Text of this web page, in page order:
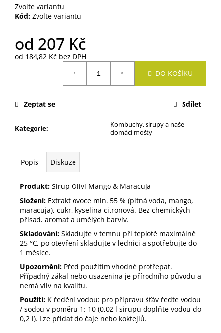
Zvolte variantu
Kód: Zvolte variantu
od 207 Kč
od 184,82 Kč bez DPH
DO KOŠÍKU
Kategorie:
Kombuchy, sirupy a naše
domácí mošty
Zeptat se Sdílet
Popis Diskuze
Produkt: Sirup Oliví Mango & Maracuja
Složení: Extrakt ovoce min. 55 % (pitná voda, mango,
maracuja), cukr, kyselina citronová. Bez chemických
přísad, aromat a umělých barviv.
Skladování: Skladujte v temnu při teplotě maximálně
25 °C, po otevření skladujte v lednici a spotřebujte do
1 měsíce.
Upozornění: Před použitím vhodné protřepat.
Případný zákal nebo usazenina je přírodního původu a
nemá vliv na kvalitu.
Použití: K ředění vodou: pro přípravu šťáv řeďte vodou
/ sodou v poměru 1: 10 (0,02 l sirupu doplňte vodou do
0,2 l). Lze přidat do čaje nebo koktejlů.
TRAMÍN
ČERVENÝ